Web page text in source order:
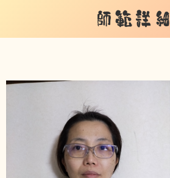
師範詳細